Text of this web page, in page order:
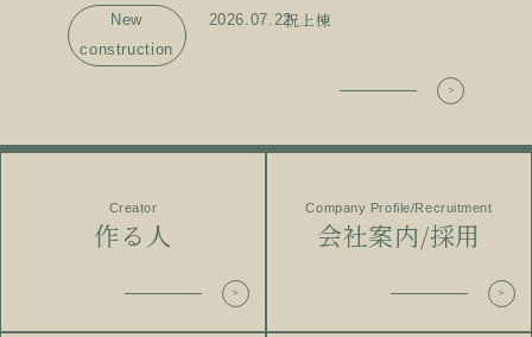
New
construction
2026.07.22祝上棟
Creator
作る人
Company Profile/Recruitment
会社案内/採用